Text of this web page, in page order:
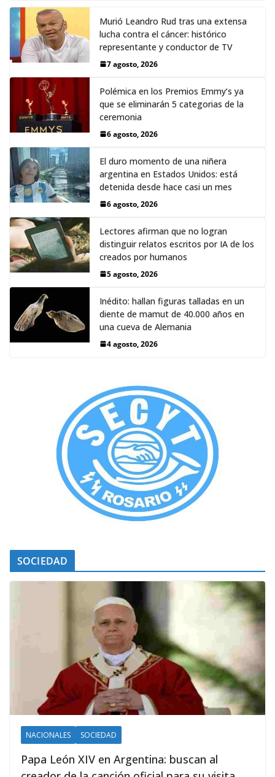
Murió Leandro Rud tras una extensa
lucha contra el cáncer: histórico
representante y conductor de TV
7 agosto, 2026
Polémica en los Premios Emmy‘s ya
que se eliminarán 5 categorias de la
ceremonia
6 agosto, 2026
El duro momento de una niñera
argentina en Estados Unidos: está
detenida desde hace casi un mes
6 agosto, 2026
Lectores afirman que no logran
distinguir relatos escritos por IA de los
creados por humanos
5 agosto, 2026
Inédito: hallan figuras talladas en un
diente de mamut de 40.000 años en
una cueva de Alemania
4 agosto, 2026
SOCIEDAD
NACIONALES SOCIEDAD
Papa León XIV en Argentina: buscan al